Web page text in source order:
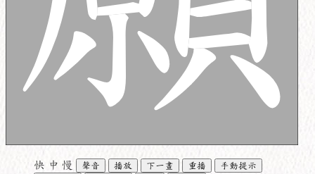
快 中 慢 聲音 播放 下一畫 重播
手動提示